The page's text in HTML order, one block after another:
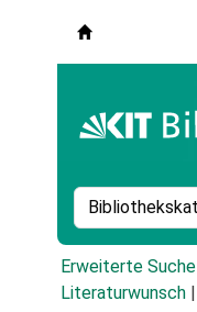
Suche im
Erweiterte Suche
Literaturwunsch